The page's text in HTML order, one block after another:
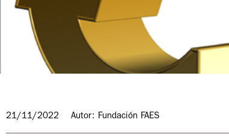
21/11/2022 Autor: Fundación FAES